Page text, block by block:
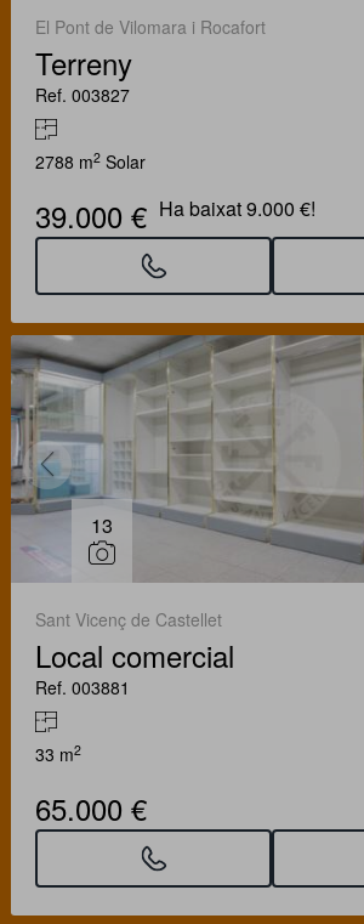
El Pont de Vilomara i Rocafort
Terreny
Ref. 003827
2788 m2 Solar
39.000 € Ha baixat 9.000 €!
13
Sant Vicenç de Castellet
Local comercial
Ref. 003881
33 m2
65.000 €